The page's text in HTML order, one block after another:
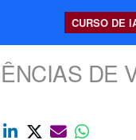
CURSO DE
DE